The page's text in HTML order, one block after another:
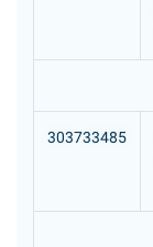
303733485